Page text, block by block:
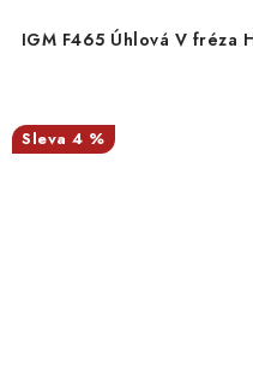
IGM F465 Úhlová V fréza
4 %